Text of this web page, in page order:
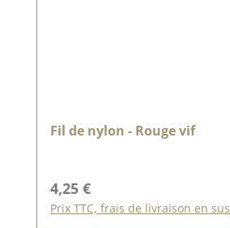
Fil de nylon - Rouge vif
Prix régulier :
4,25 €
Prix TTC, frais de livraison en sus